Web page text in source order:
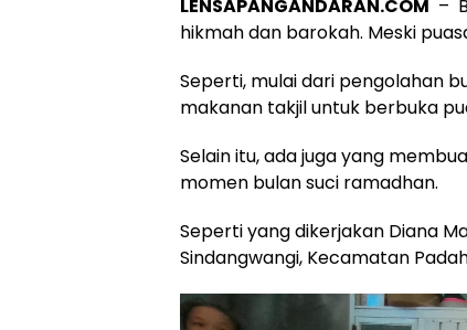
LENSAPANGANDARAN.COM –
hikmah dan barokah. Meski
Seperti, mulai dari pengolahan
makanan takjil untuk berbuka
Selain itu, ada juga yang
momen bulan suci ramadhan.
Seperti yang dikerjakan Diana
Sindangwangi, Kecamatan